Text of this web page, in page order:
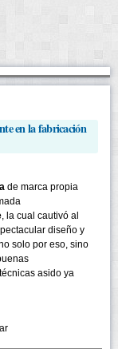
en la fabricación
de marca propia
, la cual cautivó al
diseño y
solo por eso, sino
asido ya
al gigante